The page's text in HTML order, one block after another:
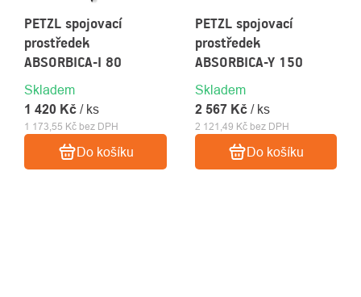
PETZL spojovací
prostředek
ABSORBICA-I 80
Skladem
1 173,55 Kč bez DPH
1 420 Kč / ks
Do košíku
PETZL spojovací
prostředek
ABSORBICA-Y 150
Skladem
2 121,49 Kč bez DPH
2 567 Kč / ks
Do košíku